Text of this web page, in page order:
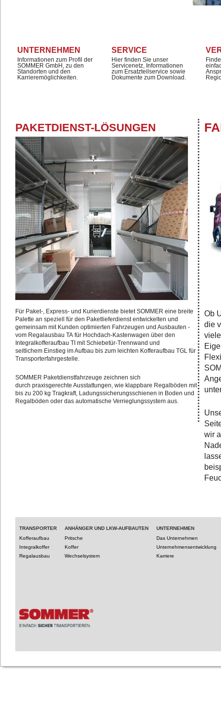
UNTERNEHMEN
Informationen zum Profil der
SOMMER GmbH, zu den
Standorten und den
Karrieremöglichkeiten.
SERVICE
Hier finden Sie unser
Servicenetz, Informationen
zum Ersatzteilservice sowie
Dokumente zum Download.
PAKETDIENST-LÖSUNGEN
Für Paket-, Express- und Kurierdienste bietet SOMMER eine breite
Palette an speziell für den Paketlieferdienst entwickelten und
gemeinsam mit Kunden optimierten Fahrzeugen und Ausbauten -
vom Regalausbau TA für Hochdach-Kastenwagen über den
Integralkofferaufbau TI mit Schiebetür-Trennwand und
seitlichem Einstieg im Aufbau bis zum leichten Kofferaufbau TGL für
Transporterfahrgestelle.
SOMMER Paketdienstfahrzeuge zeichnen sich
durch praxisgerechte Ausstattungen, wie klappbare Regalböden mit
bis zu 200 kg Tragkraft, Ladungssicherungsschienen in Boden und
Regalböden oder das automatische Verrieglungssystem aus.
Ob
die
wir
TRANSPORTER
Kofferaufbau
Integralkoffer
Regalausbau
ANHÄNGER UND LKW-AUFBAUTEN
Pritsche
Koffer
Wechselsystem
UNTERNEHMEN
Das Unternehmen
Unternehmensentwicklung
Karriere